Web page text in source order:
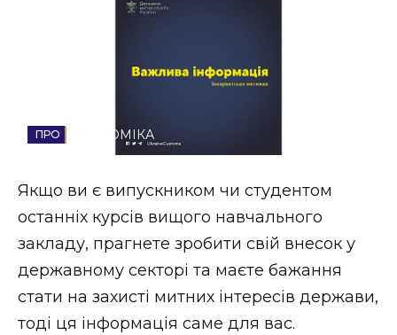
Стиль життя
Втрачений Ужгород (відеоверсія)
ЗАКАРПАТСЬКІ НОВИНИ
ЕКОНОМІКА
Якщо ви є випускником чи студентом
останніх курсів вищого навчального
закладу, прагнете зробити свій внесок у
державному секторі та маєте бажання
стати на захисті митних інтересів держави,
тоді ця інформація саме для вас.